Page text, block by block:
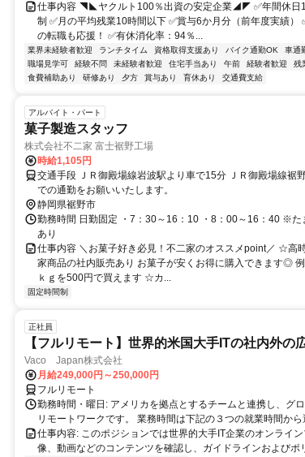
仕事内容 ◥◣ヤクルト100％出資の安定企業◢◤ ✅年間休日
制 ✅月の平均残業10時間以下 ✅賞与6か月分（前年度実績）
の転職も応援！ ✅有休消化率：94％...
業界未経験者歓迎 ランチタイム 資格取得支援あり バイク通勤OK 車通
職場見学可
経験不問 未経験者歓迎 住宅手当あり 午前 経験者歓迎 残
食費補助あり
研修あり 夕方 賞与あり 育休あり 交通費支給
アルバイト・パート
菓子製造スタッフ
株式会社不二家 富士裾野工場
時給1,105円
交通手段 ＪＲ御殿場線岩波駅より車で15分 ＪＲ御殿場線裾野駅
での通勤をお願いいたします。
静岡県裾野市
勤務時間 日勤固定 ・7：30～16：10 ・8：00～16：40 ※た
あり
仕事内容 ＼お菓子好き必見！不二家のオススメpoint／ ☆高
家商品の社内販売あり お菓子が安くお得に購入できます◎
ｋｇを500円で買えます ☆カ...
固定時間制
正社員
【フルリモート】世界的米国大手ITの社内外の
Vaco Japan株式会社
月給249,000円～250,000円
フルリモート
勤務時間・曜日: アメリカを拠点とするチームと連携し、グ
リモートワークです。 業務時間は下記の３つの就業時間か
仕事内容: このポジションでは世界的大手IT企業のオンライ
像、動画などのコンテンツを確認し、ガイドラインおよび